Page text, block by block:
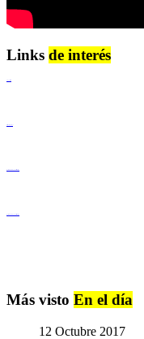
Links de interés
Más visto En el día
12 Octubre 2017